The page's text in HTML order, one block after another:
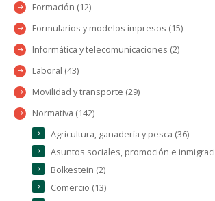
Formación (12)
Formularios y modelos impresos (15)
Informática y telecomunicaciones (2)
Laboral (43)
Movilidad y transporte (29)
Normativa (142)
Agricultura, ganadería y pesca (36)
Asuntos sociales, promoción e
Bolkestein (2)
Comercio (13)